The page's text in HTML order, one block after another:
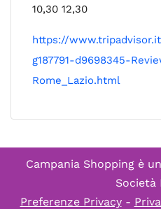
10,30 12,30
https://
g187791-d9698345-
Rome_Lazio.html
Campania Shopping è
Società
Preferenze Privacy-